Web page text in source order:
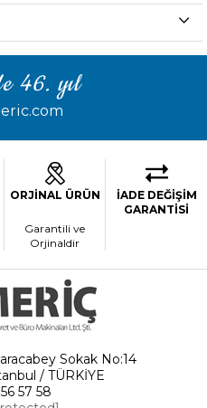
46. yıl
ORJİNAL ÜRÜN
Garantili ve
Orjinaldir
İADE DEĞİŞİM
GARANTİSİ
Sokak No:14
/ TÜRKİYE
57 58